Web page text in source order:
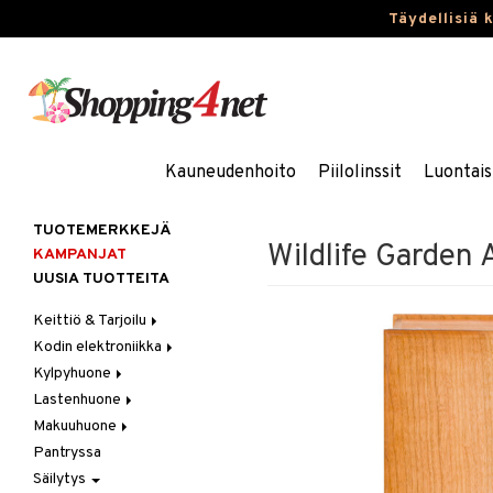
Täydellisiä
Kauneudenhoito Piilolinssit
Wildlife Garden
TUOTEMERKKEJÄ
KAMPANJAT
UUSIA TUOTTEITA
Keittiö & Tarjoilu
Aterimet
Kannut & Karahvit
Keittiösäilytys
Keittiötekstiilit
Keittiövälineet
Kodinkoneet
Kodin elektroniikka
Ääni
Kylpyhuone
Kylpyhuoneen sisustus
Kylpyhuoneen tarvikkeita
Kylpyhuoneen tekstiilit
Lastenhuone
Kylpyhuoneen koristelu
Lasten huonekalut
Lasten lamput
Makuuhuone
Huovat & Saalit
Koristetyynyt
Pantryssa
Säilytys